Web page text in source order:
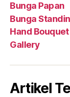
Bunga Papan
Bunga
Hand Bouquet
Gallery
Artikel